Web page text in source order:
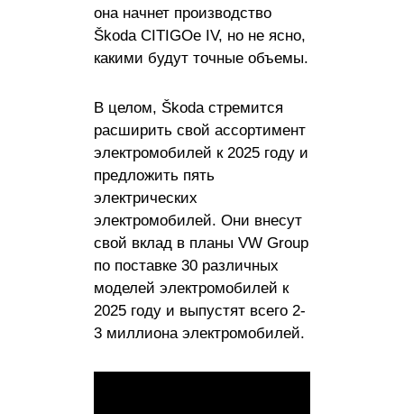
она начнет производство
Škoda CITIGOe IV, но не ясно,
какими будут точные объемы.
В целом, Škoda стремится
расширить свой ассортимент
электромобилей к 2025 году и
предложить пять
электрических
электромобилей. Они внесут
свой вклад в планы VW Group
по поставке 30 различных
моделей электромобилей к
2025 году и выпустят всего 2-
3 миллиона электромобилей.